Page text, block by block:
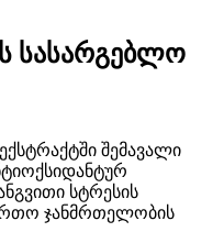
სასარგებლო
ექსტრაქტში შემავალი
სტრესის
ჯანმრთელობის